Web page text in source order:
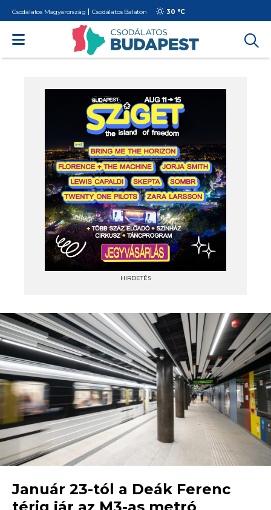
Csodálatos Magyarország Csodálatos Balaton 30 °C
HIRDETÉS
Január 23-tól a Deák Ferenc